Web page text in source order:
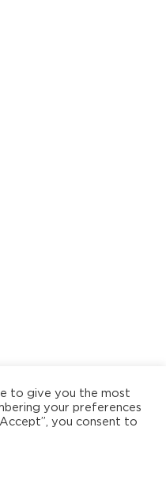
to give you the most
your preferences
you consent to